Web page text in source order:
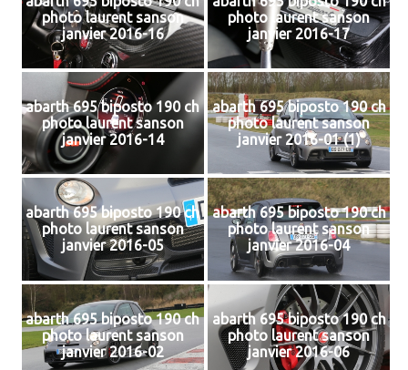
photo laurent sanson
janvier 2016-16
photo laurent sanson
janvier 2016-17
abarth 695 biposto 190 ch
photo laurent sanson
janvier 2016-14
abarth 695 biposto 190 ch
photo laurent sanson
janvier 2016-01 (1)
abarth 695 biposto 190 ch
photo laurent sanson
janvier 2016-05
abarth 695 biposto 190 ch
photo laurent sanson
janvier 2016-04
abarth 695 biposto 190 ch
photo laurent sanson
janvier 2016-02
abarth 695 biposto 190 ch
photo laurent sanson
janvier 2016-06